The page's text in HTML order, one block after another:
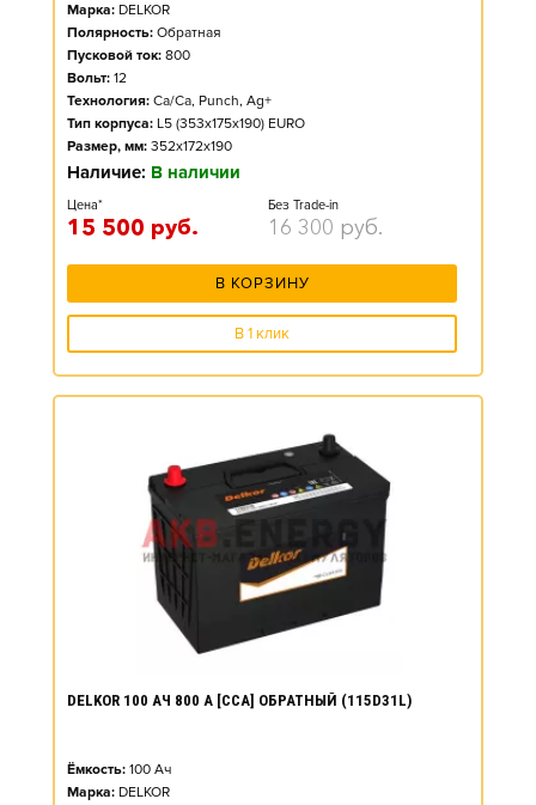
Марка: DELKOR
Полярность: Обратная
Пусковой ток: 800
Вольт: 12
Технология: Ca/Ca, Punch, Ag+
Тип корпуса: L5 (353x175x190) EURO
Размер, мм: 352x172x190
Наличие: В наличии
Цена*
15 500 руб.
Без Trade-in
16 300 руб.
В КОРЗИНУ
В 1 клик
DELKOR 100 АЧ 800 А [CCA] ОБРАТНЫЙ (115D31L)
Ёмкость: 100 Ач
Марка: DELKOR